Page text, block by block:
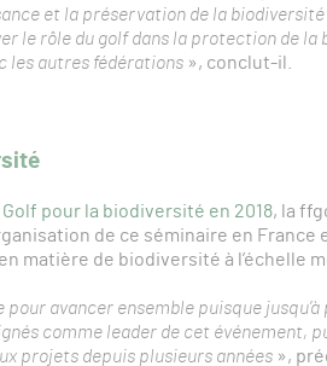
et la préservation de la
le rôle du golf dans la protection de la
les autres fédérations », conclut-il.
pour la biodiversité en 2018, la
de ce séminaire en France
matière de biodiversité à l’échelle
avancer ensemble puisque
comme leader de cet événement,
projets depuis plusieurs années »,